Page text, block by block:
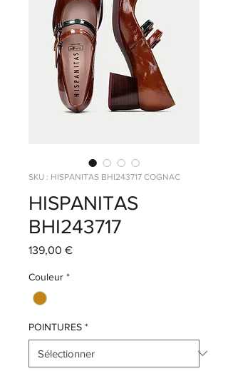
SKU : HISPANITAS BHI243717 COGNAC
HISPANITAS
BHI243717
139,00 €Prix
Couleur *
POINTURES *